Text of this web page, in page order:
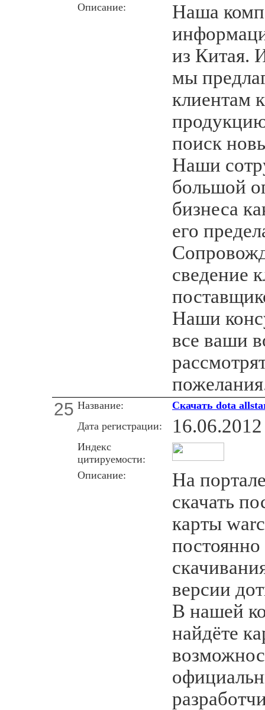
Описание:
Наша
из Китая.
мы
клиентам
поиск
Наши
большой
бизнеса
его
сведение
Наши
все ваши
25 Название:
Скачать dota
Дата регистрации:
16.06.2012
Индекс
цитируемости:
Описание:
На
скачать
карты
версии
В нашей
найдёте